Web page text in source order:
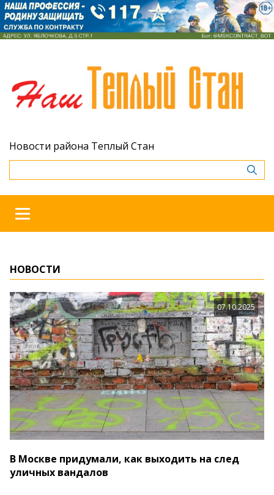
Новости района Теплый Стан
НОВОСТИ
07.10.2025
В Москве придумали, как выходить на след
уличных вандалов